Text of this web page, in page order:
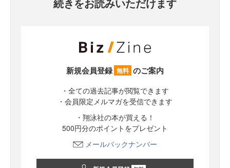
新規会員登録 無料 のご案内
・全ての過去記事が閲覧できます
・会員限定メルマガを受信できます
・翔泳社の本が買える！
500円分のポイントをプレゼント
メールバックナンバー